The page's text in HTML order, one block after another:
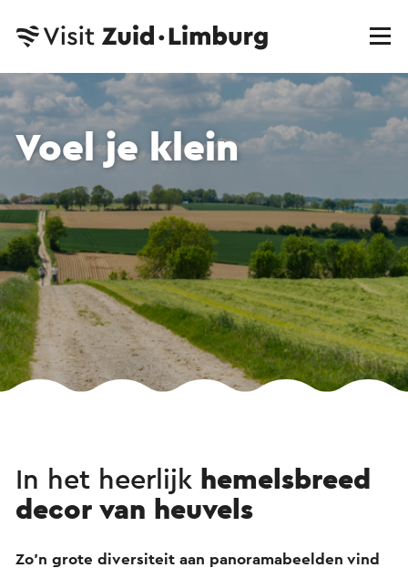
Voel je klein
In het heerlijk hemelsbreed
decor van heuvels
Zo’n grote diversiteit aan panoramabeelden vind